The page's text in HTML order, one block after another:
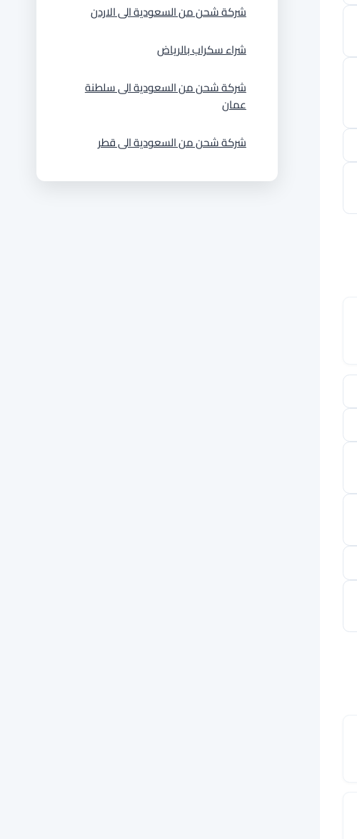
شركة شحن من السعودية الى الاردن
شراء سكراب بالرياض
شركة شحن من السعودية الى سلطنة
عمان
شركة شحن من السعودية الى قطر